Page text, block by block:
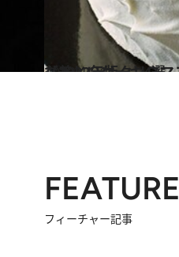
2022.11.14
【2022年版クリスマスケーキ】 ホワイトクリスマスを思わせる 真っ白な美しいケーキ4選
グルメ
FEATURE
フィーチャー記事